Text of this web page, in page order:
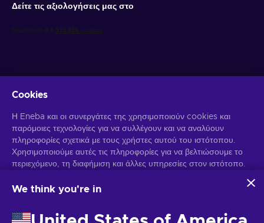
Δείτε τις αξιολογήσεις μας στο
Λάβετε προσωποποιημένες προσφορές για παιχνίδια
Γραφτείτε συνδρομητής
Μπορείτε να απεγγραφείτε οποιαδήποτε στιγμή. Επισκεφθείτε την
Ειδοποίηση Απορρήτουγια περισσότερες πληροφορίες.
Cookies
Η Eneba και οι συνεργάτες της χρησιμοποιούν cookies και
παρόμοιες τεχνολογίες για να συλλέγουν και να αναλύουν
πληροφορίες σχετικά με τους χρήστες αυτού του ιστότοπου.
Χρησιμοποιούμε αυτές τις πληροφορίες για να βελτιώσουμε το
περιεχόμενο, τη διαφήμιση και άλλες υπηρεσίες στον ιστότοπο.
χρησιμοποιηθούν για την εξατομίκευση διαφημίσεων.
αυτών των τεχνολογιών από την Eneba και τους συνεργάτες
We think you're in